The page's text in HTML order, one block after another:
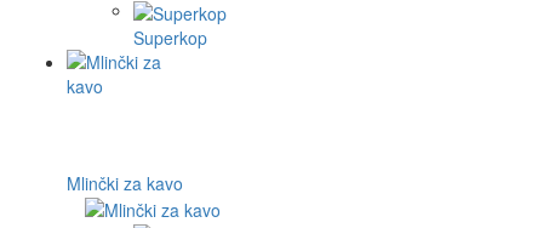
Superkop
Mlinčki za kavo